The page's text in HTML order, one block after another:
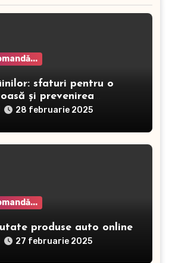
sfaturi pentru o
și prevenirea
28 februarie 2025
produse auto online
27 februarie 2025